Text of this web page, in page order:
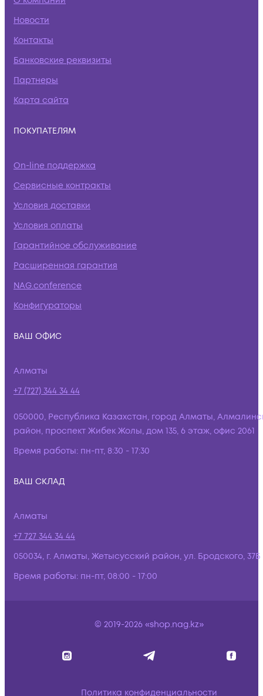
Новости
Контакты
Банковские реквизиты
Партнеры
Карта сайта
ПОКУПАТЕЛЯМ
On-line поддержка
Сервисные контракты
Условия доставки
Условия оплаты
Гарантийное обслуживание
Расширенная гарантия
NAG.conference
Конфигураторы
ВАШ ОФИС
Алматы
+7 (727) 344 34 44
050000, Республика Казахстан, город Алматы,
район, проспект Жибек Жолы, дом 135, 6 этаж, офис 2061
Время работы: пн-пт, 8:30 - 17:30
ВАШ СКЛАД
Алматы
+7 727 344 34 44
050034, г. Алматы, Жетысусский район, ул. Бродского, 37Б
Время работы: пн-пт, 08:00 - 17:00
© 2019-2026 «shop.nag.kz»
Политика конфиденциальности